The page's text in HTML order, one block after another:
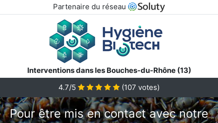
Partenaire du réseau
Interventions dans les Bouches-du-Rhône (13)
4.7/5
(107 votes)
Pour être mis en contact avec notre